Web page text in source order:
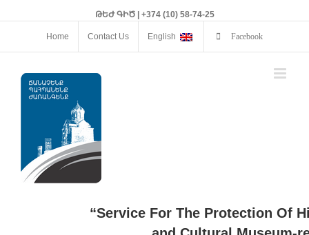
ԹԵԺ ԳԻԾ | +374 (10) 58-74-25
Home Contact Us English Facebook
“Service For The Protection Of